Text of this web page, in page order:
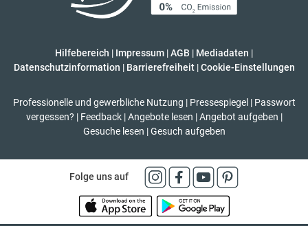
Hilfebereich | Impressum |AGB | Mediadaten |
Datenschutzinformation | Barrierefreiheit | Cookie-Einstellungen
Professionelle und gewerbliche Nutzung | Pressespiegel | Passwort
vergessen? | Feedback | Angebote lesen | Angebot aufgeben |
Gesuche lesen | Gesuch aufgeben
Folge uns auf